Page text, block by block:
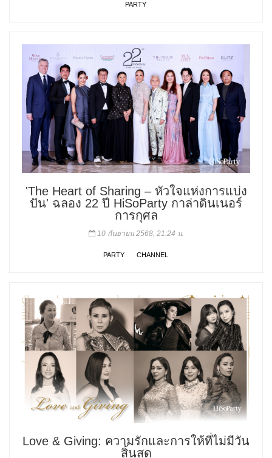
PARTY
'The Heart of Sharing – หัวใจแห่งการแบ่ง
ปัน' ฉลอง 22 ปี HiSoParty กาล่าดินเนอร์
การกุศล
10 กันยายน 2568, 21:24 น.
PARTY CHANNEL
Love & Giving: ความรักและการให้ที่ไม่มีวัน
สิ้นสุด